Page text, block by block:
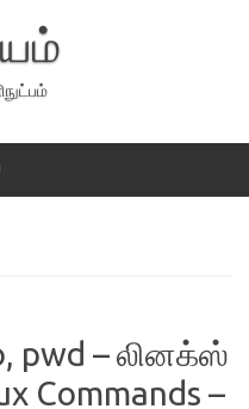
pwd – லினக்ஸ்
Commands –